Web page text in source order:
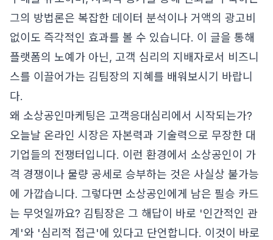
그의 방법론은 복잡한 데이터 분석이나 거액의 광고비
없이도 즉각적인 효과를 볼 수 있습니다. 이 글을 통해
플랫폼의 노예가 아닌, 고객 심리의 지배자로서 비즈니
스를 이끌어가는 김팀장의 지혜를 배워보시기 바랍니
다.
왜 소상공인마케팅은 고객응대심리에서 시작되는가?
오늘날 온라인 시장은 자본력과 기술력으로 무장한 대
기업들의 전쟁터입니다. 이런 환경에서 소상공인이 가
격 경쟁이나 물량 공세로 승부하는 것은 사실상 불가능
에 가깝습니다. 그렇다면 소상공인에게 남은 필승 카드
는 무엇일까요? 김팀장은 그 해답이 바로 '인간적인 관
계'와 '심리적 접근'에 있다고 단언합니다. 이것이 바로